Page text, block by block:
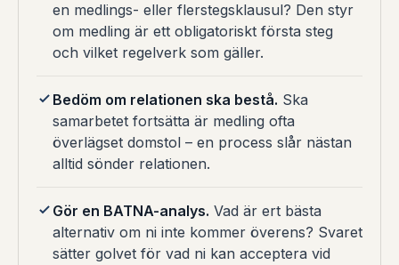
en medlings- eller flerstegsklausul? Den styr
om medling är ett obligatoriskt första steg
och vilket regelverk som gäller.
Bedöm om relationen ska bestå. Ska
samarbetet fortsätta är medling ofta
överlägset domstol – en process slår nästan
alltid sönder relationen.
Gör en BATNA-analys. Vad är ert bästa
alternativ om ni inte kommer överens? Svaret
sätter golvet för vad ni kan acceptera vid